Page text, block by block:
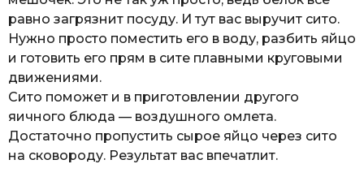
равно загрязнит посуду. И тут вас выручит сито.
Нужно просто поместить его в воду, разбить яйцо
и готовить его прям в сите плавными круговыми
движениями.
Сито поможет и в приготовлении другого
яичного блюда — воздушного омлета.
Достаточно пропустить сырое яйцо через сито
на сковороду. Результат вас впечатлит.